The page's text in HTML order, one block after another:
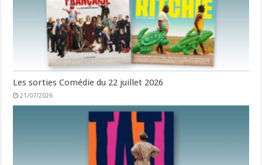
Les sorties Comédie du 22 juillet 2026
21/07/2026